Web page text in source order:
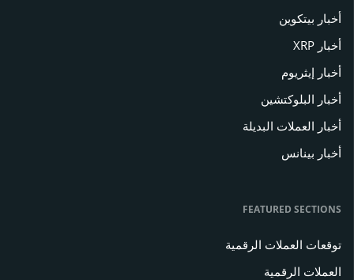
أخبار بيتكوين
أخبار XRP
أخبار إيثريوم
أخبار البلوكتشين
أخبار العملات البديلة
أخبار بينانس
FEATURED SECTIONS
توقعات العملات الرقمية
العملات الرقمية